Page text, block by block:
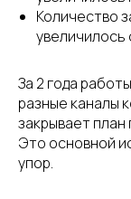
Количество
увеличилось
За 2 года
разные каналы
закрывает
Это основной
упор.